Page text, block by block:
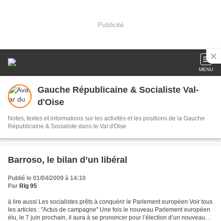
Publicité
MENU
Gauche Républicaine & Socialiste Val-
d'Oise
Notes, textes et informations sur les activités et les positions de la Gauche
Républicaine & Socialiste dans le Val d'Oise
Barroso, le bilan d’un libéral
Publié le 01/04/2009 à 14:10
Par Rlg 95
à lire aussi Les socialistes prêts à conquérir le Parlement européen Voir tous
les articles : "Actus de campagne" Une fois le nouveau Parlement européen
élu, le 7 juin prochain, il aura à se prononcer pour l’élection d’un nouveau